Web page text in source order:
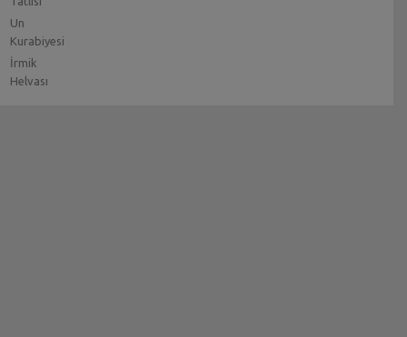
Un
Kurabiyesi
İrmik
Helvası